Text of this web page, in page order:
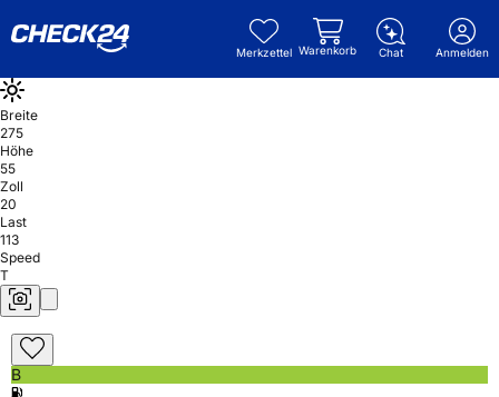
Merkzettel Warenkorb Chat Anmelden
Breite
275
Höhe
55
Zoll
20
Last
113
Speed
T
B